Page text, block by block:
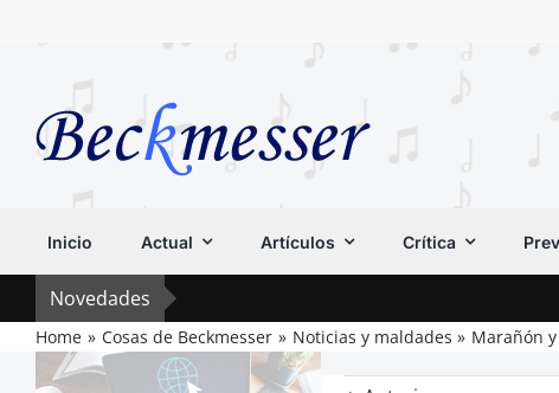
Inicio Actual Artículos Crítica
Novedades
Home Cosas de Beckmesser Noticias y maldades Marañón